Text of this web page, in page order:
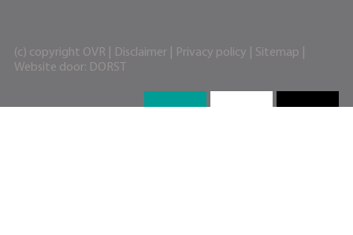
(c) copyright OVR | Disclaimer| Privacy policy Sitemap
Website door: DORST